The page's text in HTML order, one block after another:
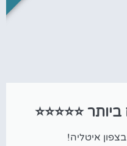
⭐⭐⭐⭐⭐
איטליה!